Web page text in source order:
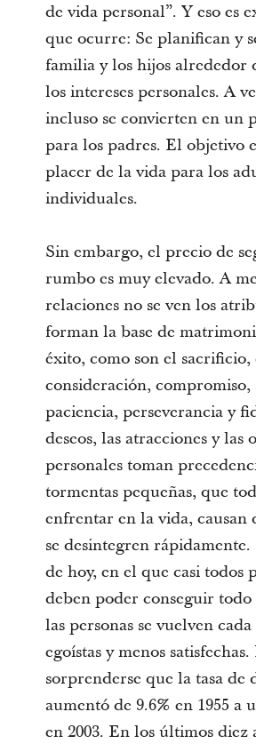
de vida personal”. Y eso es
que ocurre: Se planifican y
familia y los hijos alrededor
los intereses personales. A
incluso se convierten en un
para los padres. El objetivo
placer de la vida para los
individuales.
Sin embargo, el precio de
rumbo es muy elevado. A
relaciones no se ven los
forman la base de
éxito, como son el
consideración, compromiso,
paciencia, perseverancia y
deseos, las atracciones y las
personales toman
tormentas pequeñas, que
enfrentar en la vida, causan
se desintegren
de hoy, en el que casi todos
deben poder conseguir todo
las personas se vuelven cada
egoístas y menos satisfechas.
sorprenderse que la tasa de
aumentó de 9.6% en 1955 a
en 2003. En los últimos diez